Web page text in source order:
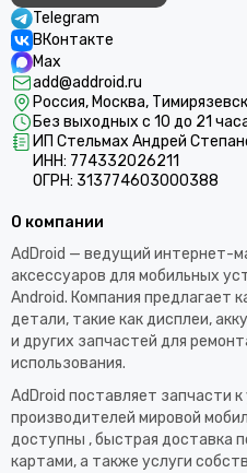
Telegram
ВКонтакте
Max
add@addroid.ru
Россия, Москва,
Без выходных с 10 до 21
ИП Стельмах Андрей
ИНН: 774332026211
ОГРН: 313774603000388
О компании
AdDroid — ведущий интернет-
аксессуаров для мобильных
Android. Компания предлагает
детали, такие как дисплеи,
и других запчастей для
использования.​
AdDroid поставляет запчасти
производителей мировой
доступны , быстрая доставка
картами, а также услуги